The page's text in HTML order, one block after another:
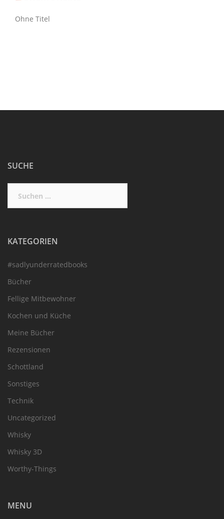
Ohne Titel
SUCHE
nach:
KATEGORIEN
#sadlyunderratedbooks
Bücher
Fellige Mitbewohner
Kochen und Küche
Meine Bücher
Rezensionen
Schottland
Sonstiges
Technik
Uncategorized
Whisky
Whisky 3D
Worthy-Things
MENU